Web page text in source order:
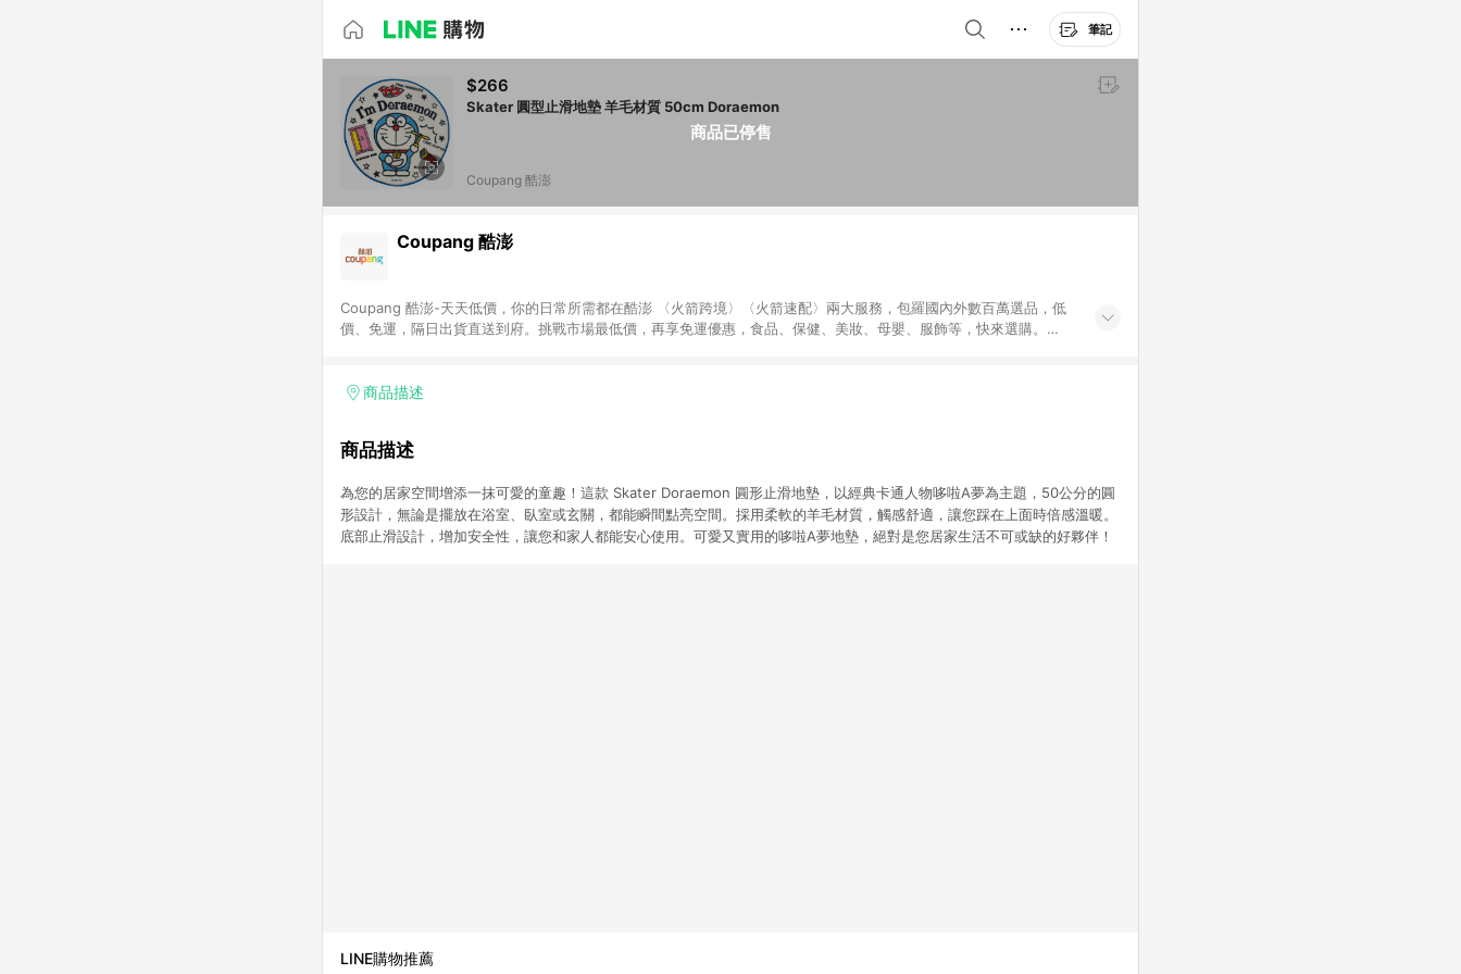
筆記
商品已停售
$266
Skater 圓型止滑地墊 羊毛材質 50cm Doraemon
Coupang 酷澎
Coupang 酷澎
Coupang 酷澎-天天低價，你的日常所需都在酷澎 〈火箭跨境〉〈火箭速配〉兩大服務，包羅國內外數百萬選品，低
價、免運，隔日出貨直送到府。挑戰市場最低價，再享免運優惠，食品、保健、美妝、母嬰、服飾等，快來選購。
商品描述
商品描述
為您的居家空間增添一抹可愛的童趣！這款 Skater Doraemon 圓形止滑地墊，以經典卡通人物哆啦A夢為主題，50公分的圓
形設計，無論是擺放在浴室、臥室或玄關，都能瞬間點亮空間。採用柔軟的羊毛材質，觸感舒適，讓您踩在上面時倍感溫暖。
底部止滑設計，增加安全性，讓您和家人都能安心使用。可愛又實用的哆啦A夢地墊，絕對是您居家生活不可或缺的好夥伴！
LINE購物推薦